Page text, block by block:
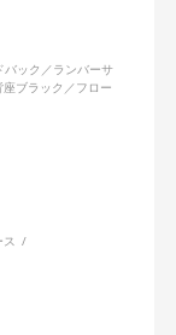
ック／ランバーサ
ブラック／フロー
ス